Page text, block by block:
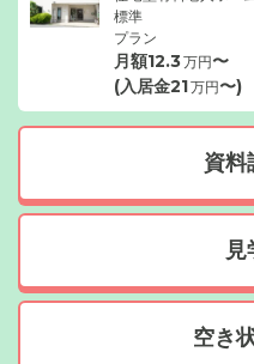
標準
プラン
月額12.3万円〜
(入居金21万円〜)
資料
空き